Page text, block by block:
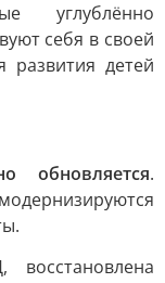
углублённо
себя в своей
развития детей
обновляется.